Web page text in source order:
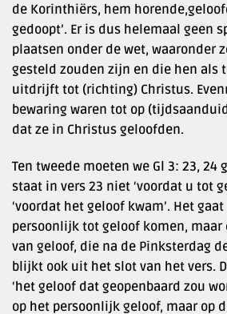
de Korinthiërs, hem
gedoopt’. Er is dus helemaal geen
plaatsen onder de wet, waaronder
gesteld zouden zijn en die hen als
uitdrijft tot (richting) Christus.
bewaring waren tot op
dat ze in Christus geloofden.
Ten tweede moeten we Gl 3: 23, 24
staat in vers 23 niet ‘voordat u tot
‘voordat het geloof kwam’. Het
persoonlijk tot geloof komen, maar
van geloof, die na de Pinksterdag
blijkt ook uit het slot van het vers.
‘het geloof dat geopenbaard zou
op het persoonlijk geloof, maar op